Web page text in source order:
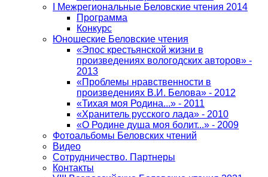
I Межрегиональные Беловские чтения 2014
Программа
Конкурс
Юношеские Беловские чтения
«Эпос крестьянской жизни в
произведениях вологодских авторов» -
2013
«Проблемы нравственности в
произведениях В.И. Белова» - 2012
«Тихая моя Родина...» - 2011
«Хранитель русского лада» - 2010
«О Родине душа моя болит...» - 2009
Фотоальбомы Беловских чтений
Видео
Сотрудничество. Партнеры
Контакты